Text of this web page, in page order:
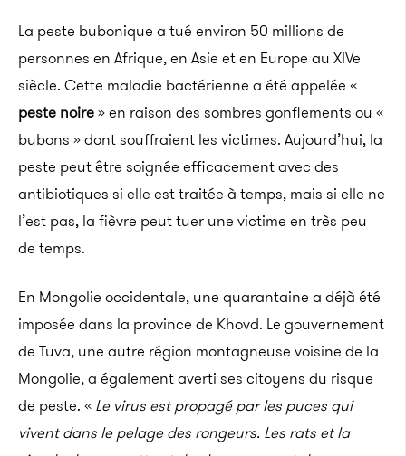
La peste bubonique a tué environ 50 millions de
personnes en Afrique, en Asie et en Europe au XIVe
siècle. Cette maladie bactérienne a été appelée «
peste noire» en raison des sombres gonflements ou «
bubons » dont souffraient les victimes. Aujourd’hui, la
peste peut être soignée efficacement avec des
antibiotiques si elle est traitée à temps, mais si elle ne
l’est pas, la fièvre peut tuer une victime en très peu
de temps.
En Mongolie occidentale, une quarantaine a déjà été
imposée dans la province de Khovd. Le gouvernement
de Tuva, une autre région montagneuse voisine de la
Mongolie, a également averti ses citoyens du risque
de peste. « Le virus est propagé par les puces qui
vivent dans le pelage des rongeurs. Les rats et la